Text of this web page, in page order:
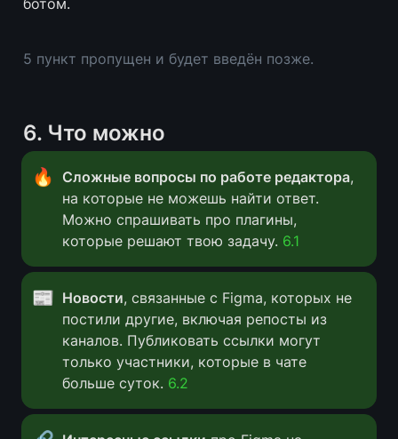
ботом.
5 пункт пропущен и будет введён позже.
6. Что можно
🔥 Сложные вопросы по работе редактора,
на которые не можешь найти ответ.
Можно спрашивать про плагины,
которые решают твою задачу. 6.1
📰 Новости, связанные с Figma, которых не
постили другие, включая репосты из
каналов. Публиковать ссылки могут
только участники, которые в чате
больше суток. 6.2